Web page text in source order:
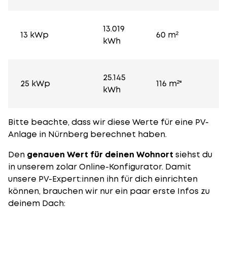
13 kWp
13.019
kWh
60 m²
25 kWp
25.145
kWh
116 m²"
Bitte beachte, dass wir diese Werte für eine PV-
Anlage in Nürnberg berechnet haben.
Den genauen Wert für deinen Wohnort siehst du
in unserem zolar Online-Konfigurator. Damit
unsere PV-Expert:innen ihn für dich einrichten
können, brauchen wir nur ein paar erste Infos zu
deinem Dach: